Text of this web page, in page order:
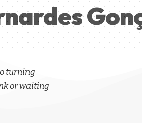
turning
or waiting